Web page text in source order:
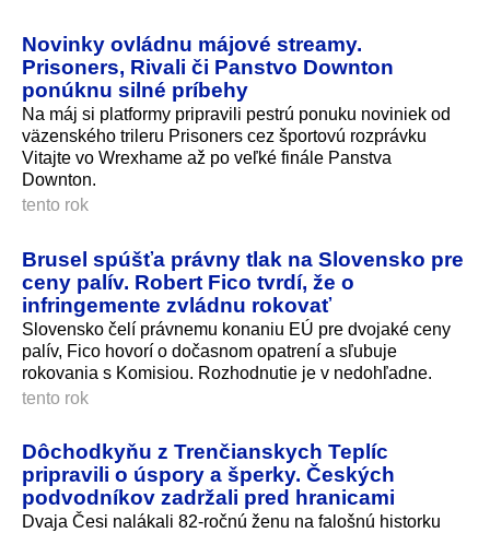
Novinky ovládnu májové streamy.
Prisoners, Rivali či Panstvo Downton
ponúknu silné príbehy
Na máj si platformy pripravili pestrú ponuku noviniek od
väzenského trileru Prisoners cez športovú rozprávku
Vitajte vo Wrexhame až po veľké finále Panstva
Downton.
tento rok
Brusel spúšťa právny tlak na Slovensko pre
ceny palív. Robert Fico tvrdí, že o
infringemente zvládnu rokovať
Slovensko čelí právnemu konaniu EÚ pre dvojaké ceny
palív, Fico hovorí o dočasnom opatrení a sľubuje
rokovania s Komisiou. Rozhodnutie je v nedohľadne.
tento rok
Dôchodkyňu z Trenčianskych Teplíc
pripravili o úspory a šperky. Českých
podvodníkov zadržali pred hranicami
Dvaja Česi nalákali 82-ročnú ženu na falošnú historku